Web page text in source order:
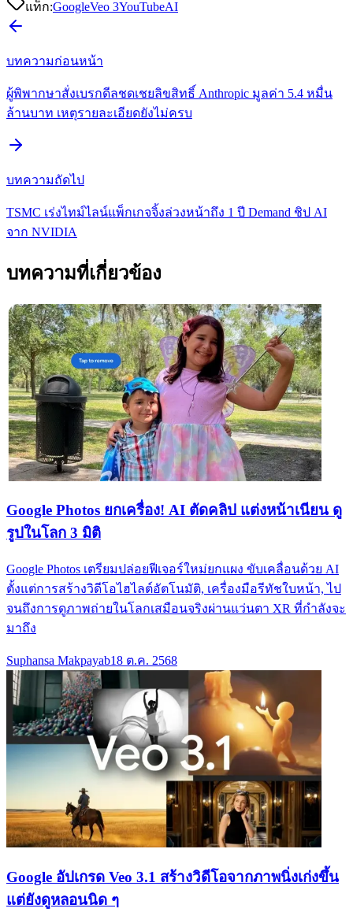
แท็ก:GoogleVeo 3YouTubeAI
บทความก่อนหน้า
ผู้พิพากษาสั่งเบรกดีลชดเชยลิขสิทธิ์ Anthropic มูลค่า 5.4 หมื่น
ล้านบาท เหตุรายละเอียดยังไม่ครบ
บทความถัดไป
TSMC เร่งไทม์ไลน์แพ็กเกจจิ้งล่วงหน้าถึง 1 ปี Demand ชิป AI
จาก NVIDIA
บทความที่เกี่ยวข้อง
Google Photos ยกเครื่อง! AI ตัดคลิป แต่งหน้าเนียน ดู
รูปในโลก 3 มิติ
Google Photos เตรียมปล่อยฟีเจอร์ใหม่ยกแผง ขับเคลื่อนด้วย AI
ตั้งแต่การสร้างวิดีโอไฮไลต์อัตโนมัติ, เครื่องมือรีทัชใบหน้า, ไป
จนถึงการดูภาพถ่ายในโลกเสมือนจริงผ่านแว่นตา XR ที่กำลังจะ
มาถึง
Suphansa Makpayab18 ต.ค. 2568
Google อัปเกรด Veo 3.1 สร้างวิดีโอจากภาพนิ่งเก่งขึ้น
แต่ยังดูหลอนนิด ๆ